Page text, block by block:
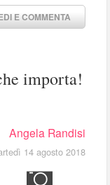
E COMMENTA
importa!
Angela Randisi
14 agosto 2018